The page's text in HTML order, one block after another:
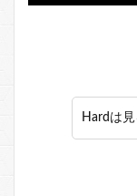
Hardは